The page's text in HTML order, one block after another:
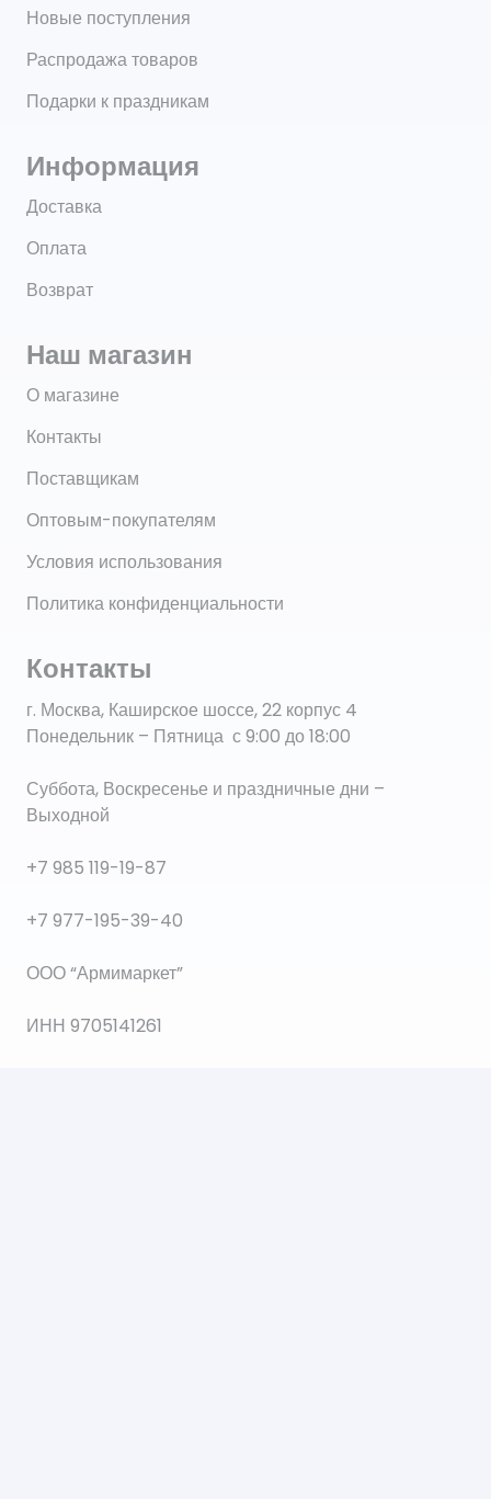
Новые поступления
Распродажа товаров
Подарки к праздникам
Информация
Доставка
Оплата
Возврат
Наш магазин
О магазине
Контакты
Поставщикам
Оптовым-покупателям
Условия использования
Политика конфиденциальности
Контакты
г. Москва, Каширское шоссе, 22 корпус 4
Понедельник – Пятница с 9:00 до 18:00
Суббота, Воскресенье и праздничные дни –
Выходной
+7 985 119-19-87
+7 977-195-39-40
ООО “Армимаркет”
ИНН 9705141261